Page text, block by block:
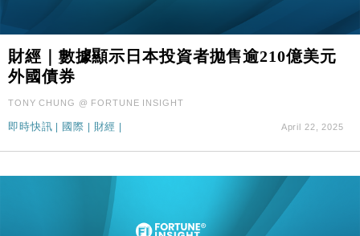
財經｜數據顯示日本投資者拋售逾210億美元
外國債券
TONY CHUNG @ FORTUNE INSIGHT
即時快訊 | 國際 | 財經 | April 22, 2025